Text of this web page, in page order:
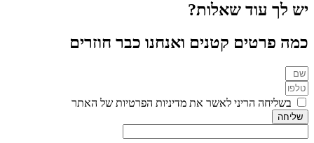
יש לך עוד שאלות?
כמה פרטים קטנים ואנחנו כבר חוזרים
בשליחה הריני לאשר את מדיניות הפרטיות של האתר
שליחה